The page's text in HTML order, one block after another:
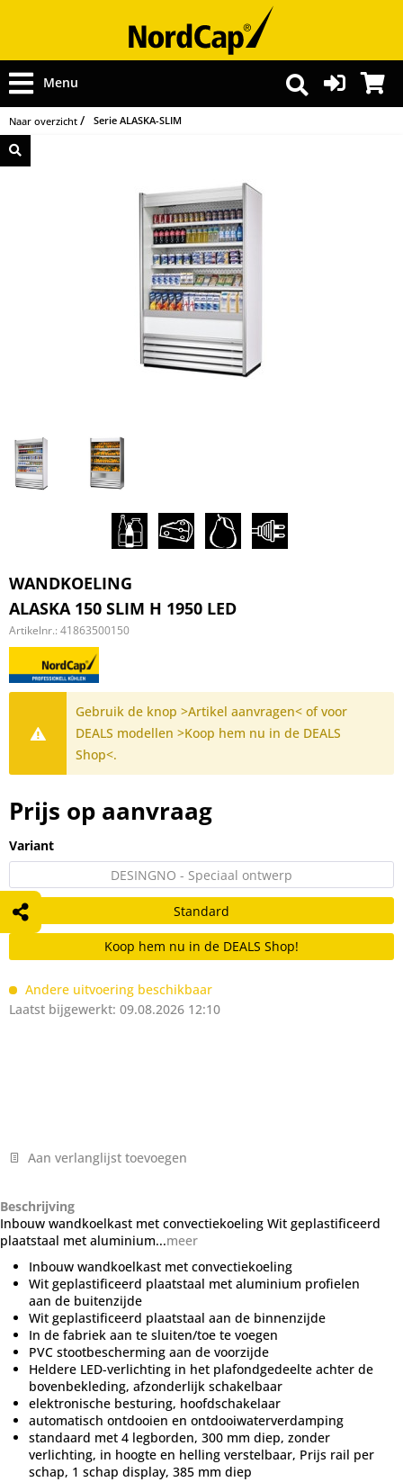
Menu
Naar overzicht Serie ALASKA-SLIM
WANDKOELING
ALASKA 150 SLIM H 1950 LED
Artikelnr.: 41863500150
Gebruik de knop >Artikel aanvragen< of voor
DEALS modellen >Koop hem nu in de DEALS
Shop<.
Prijs op aanvraag
Variant
DESINGNO - Speciaal ontwerp
Standard
Koop hem nu in de DEALS Shop!
Andere uitvoering beschikbaar
Laatst bijgewerkt: 09.08.2026 12:10
Aan verlanglijst toevoegen
Beschrijving
Inbouw wandkoelkast met convectiekoeling Wit geplastificeerd
plaatstaal met aluminium...meer
Inbouw wandkoelkast met convectiekoeling
Wit geplastificeerd plaatstaal met aluminium profielen
aan de buitenzijde
Wit geplastificeerd plaatstaal aan de binnenzijde
In de fabriek aan te sluiten/toe te voegen
PVC stootbescherming aan de voorzijde
Heldere LED-verlichting in het plafondgedeelte achter de
bovenbekleding, afzonderlijk schakelbaar
elektronische besturing, hoofdschakelaar
automatisch ontdooien en ontdooiwaterverdamping
standaard met 4 legborden, 300 mm diep, zonder
verlichting, in hoogte en helling verstelbaar, Prijs rail per
schap, 1 schap display, 385 mm diep